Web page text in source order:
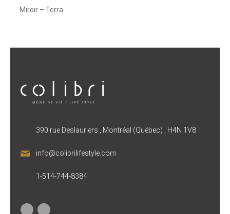
Miroir – Terra
390 rue Deslauriers , Montréal (Québec) , H4N 1V8
info@colibrilifestyle.com
1-514-744-8384